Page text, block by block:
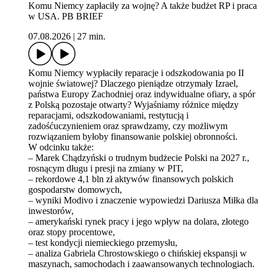
Komu Niemcy zapłaciły za wojnę? A także budżet RP i praca
w USA. PB BRIEF
07.08.2026
27 min.
Komu Niemcy wypłaciły reparacje i odszkodowania po II
wojnie światowej? Dlaczego pieniądze otrzymały Izrael,
państwa Europy Zachodniej oraz indywidualne ofiary, a spór
z Polską pozostaje otwarty? Wyjaśniamy różnice między
reparacjami, odszkodowaniami, restytucją i
zadośćuczynieniem oraz sprawdzamy, czy możliwym
rozwiązaniem byłoby finansowanie polskiej obronności.
W odcinku także:
– Marek Chądzyński o trudnym budżecie Polski na 2027 r.,
rosnącym długu i presji na zmiany w PIT,
– rekordowe 4,1 bln zł aktywów finansowych polskich
gospodarstw domowych,
– wyniki Modivo i znaczenie wypowiedzi Dariusza Miłka dla
inwestorów,
– amerykański rynek pracy i jego wpływ na dolara, złotego
oraz stopy procentowe,
– test kondycji niemieckiego przemysłu,
⁠– analiza Gabriela Chrostowskiego o chińskiej ekspansji w
maszynach, samochodach i zaawansowanych technologiach.⁠